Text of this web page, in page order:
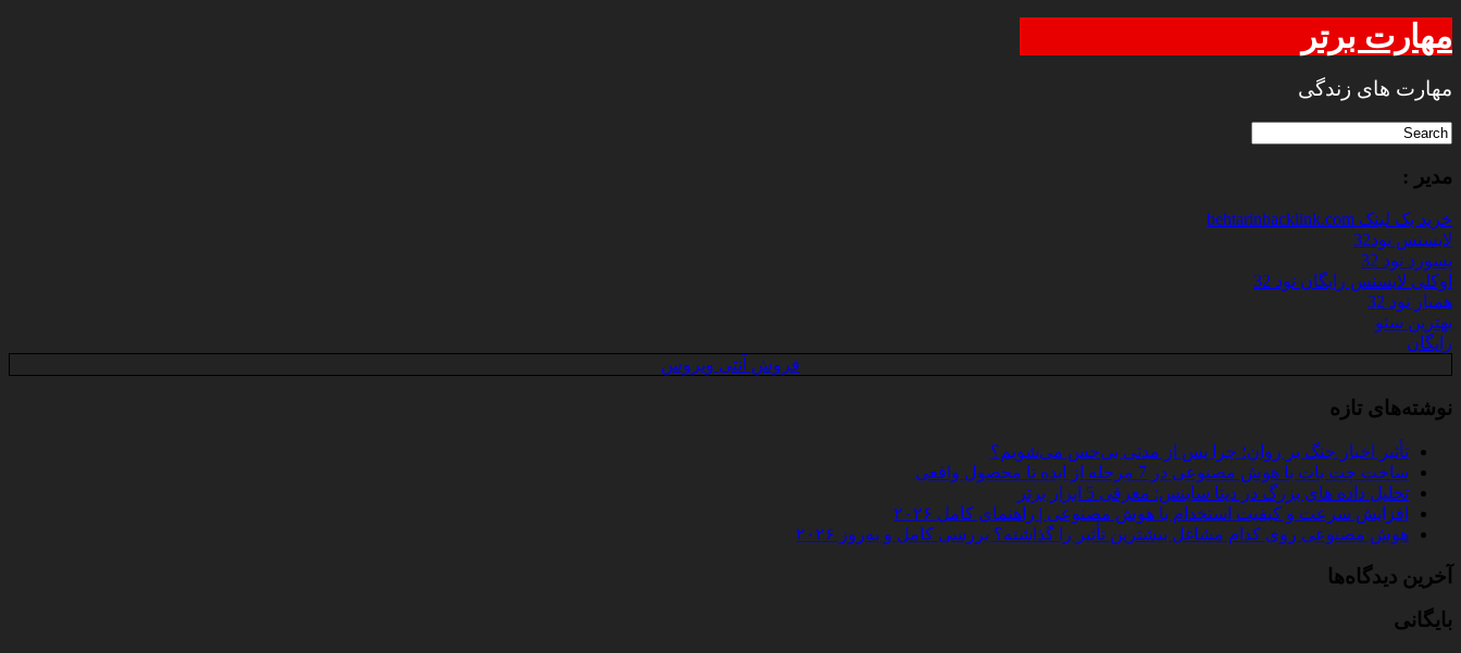
مهارت برتر
مهارت های زندگی
مدیر :
خرید بک لینک behtarinbacklink.com
لایسنس نود32
پسورد نود 32
اوکلی لایسنس رایگان نود 32
همیار نود 32
بهترین سئو
رایگان
فروش آنتی ویروس
نوشته‌های تازه
تأثیر اخبار جنگ بر روان؛ چرا پس از مدتی بی‌حس می‌شویم؟
ساخت چت‌ بات با هوش مصنوعی در 7 مرحله از ایده تا محصول واقعی
تحلیل داده‌ های بزرگ در دیتا ساینس: معرفی 5 ابزار برتر
افزایش سرعت و کیفیت استخدام با هوش مصنوعی | راهنمای کامل ۲۰۲۶
هوش مصنوعی روی کدام مشاغل بیشترین تأثیر را گذاشته؟ بررسی کامل و به‌روز ۲۰۲۶
آخرین دیدگاه‌ها
بایگانی